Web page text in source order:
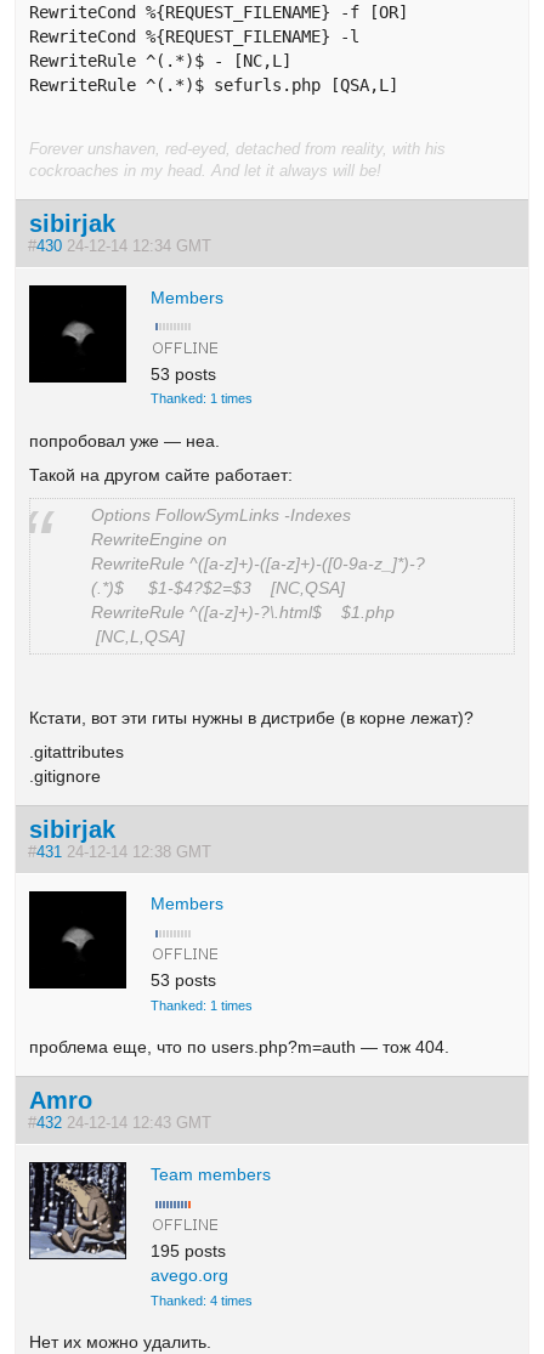
RewriteCond %{REQUEST_FILENAME} -f [OR]
RewriteCond %{REQUEST_FILENAME} -l
RewriteRule ^(.*)$ - [NC,L]
RewriteRule ^(.*)$ sefurls.php [QSA,L]
Forever unshaven, red-eyed, detached from reality, with his
cockroaches in my head. And let it always will be!
sibirjak
#430 24-12-14 12:34 GMT
Members
53 posts
Thanked: 1 times
попробовал уже — неа.
Такой на другом сайте работает:
Options FollowSymLinks -Indexes
RewriteEngine on
RewriteRule ^([a-z]+)-([a-z]+)-([0-9a-z_]*)-?
(.*)$ $1-$4?$2=$3 [NC,QSA]
RewriteRule ^([a-z]+)-?\.html$ $1.php
[NC,L,QSA]
Кстати, вот эти гиты нужны в дистрибе (в корне лежат)?
.gitattributes
.gitignore
sibirjak
#431 24-12-14 12:38 GMT
Members
53 posts
Thanked: 1 times
проблема еще, что по users.php?m=auth — тож 404.
Amro
#432 24-12-14 12:43 GMT
Team members
195 posts
avego.org
Thanked: 4 times
Нет их можно удалить.